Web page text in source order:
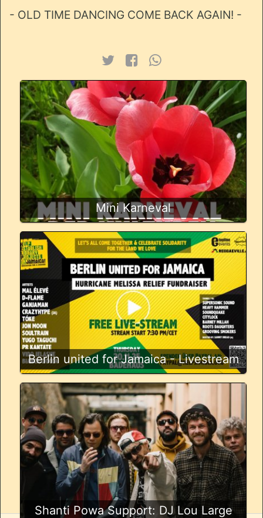
- OLD TIME DANCING COME BACK AGAIN! -
Mini Karneval
Berlin united for Jamaica - Livestream
Shanti Powa Support: DJ Lou Large